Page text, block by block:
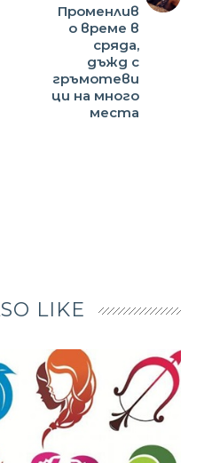
Променлив
о време в
сряда,
дъжд с
гръмотеви
ци на много
места
LIKE